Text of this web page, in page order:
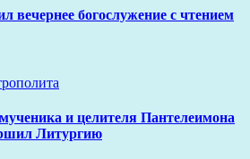
вечернее богослужение с чтением
и целителя Пантелеимона
Литургию